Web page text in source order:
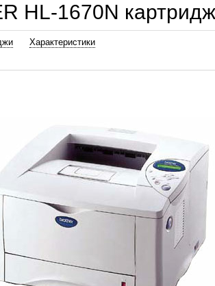
HL-1670N
Характеристики